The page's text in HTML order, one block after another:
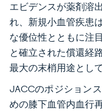
エビデンスが薬剤溶
れ、新規小血管疾患
な優位性とともに注
と確立された償還経
最大の末梢用途とし
JACCのポジション
めの膝下血管内血行